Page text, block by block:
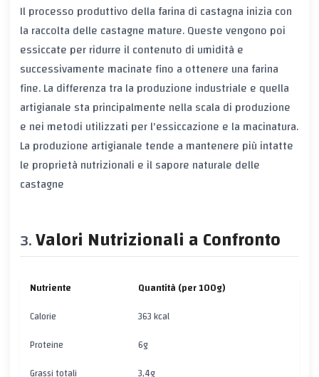
Il processo produttivo della farina di castagna inizia con
la raccolta delle castagne mature. Queste vengono poi
essiccate per ridurre il contenuto di umidità e
successivamente macinate fino a ottenere una farina
fine. La differenza tra la produzione industriale e quella
artigianale sta principalmente nella scala di produzione
e nei metodi utilizzati per l'essiccazione e la macinatura.
La produzione artigianale tende a mantenere più intatte
le proprietà nutrizionali e il sapore naturale delle
castagne
Valori Nutrizionali a Confronto
Nutriente
Quantità (per 100g)
Calorie
363 kcal
Proteine
6g
Grassi totali
3,4g